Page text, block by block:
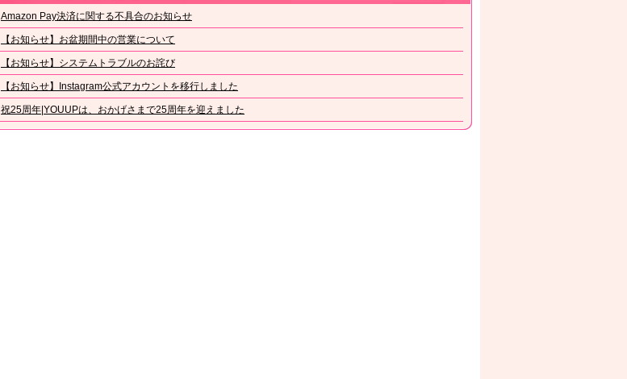
Amazon Pay決済に関する不具合のお知らせ
【お知らせ】お盆期間中の営業について
【お知らせ】システムトラブルのお詫び
【お知らせ】Instagram公式アカウントを移行しました
祝25周年|YOUUPは、おかげさまで25周年を迎えました